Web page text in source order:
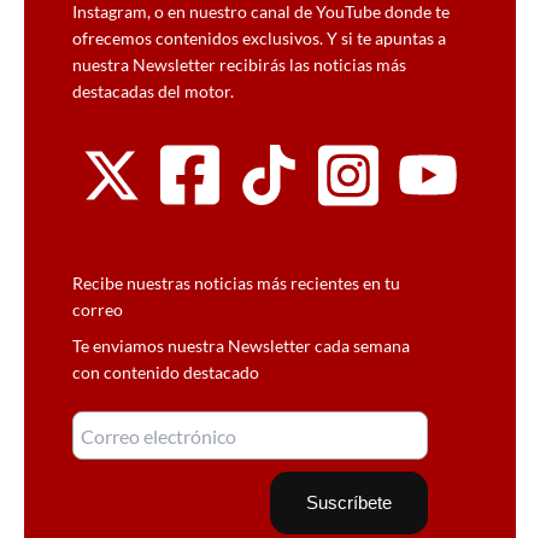
Instagram, o en nuestro canal de YouTube donde te
ofrecemos contenidos exclusivos. Y si te apuntas a
nuestra Newsletter recibirás las noticias más
destacadas del motor.
Recibe nuestras noticias más recientes en tu
correo
Te enviamos nuestra Newsletter cada semana
con contenido destacado